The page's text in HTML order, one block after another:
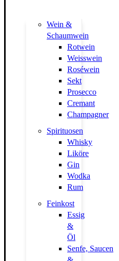
Wein &
Schaumwein
Rotwein
Weisswein
Roséwein
Sekt
Prosecco
Cremant
Champagner
Spirituosen
Whisky
Liköre
Gin
Wodka
Rum
Feinkost
Essig
&
Öl
Senfe, Saucen